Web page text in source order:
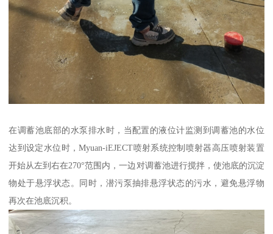
在调蓄池底部的水泵排水时，当配置的液位计监测到调蓄池的水位
达到设定水位时，Myuan-iEJECT喷射系统控制喷射器高压喷射装置
开始从左到右在270°范围内，一边对调蓄池进行搅拌，使池底的沉淀
物处于悬浮状态。同时，潜污泵抽排悬浮状态的污水，避免悬浮物
再次在池底沉积。